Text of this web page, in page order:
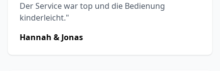
Der Service war top und die Bedienung
kinderleicht."
Hannah & Jonas